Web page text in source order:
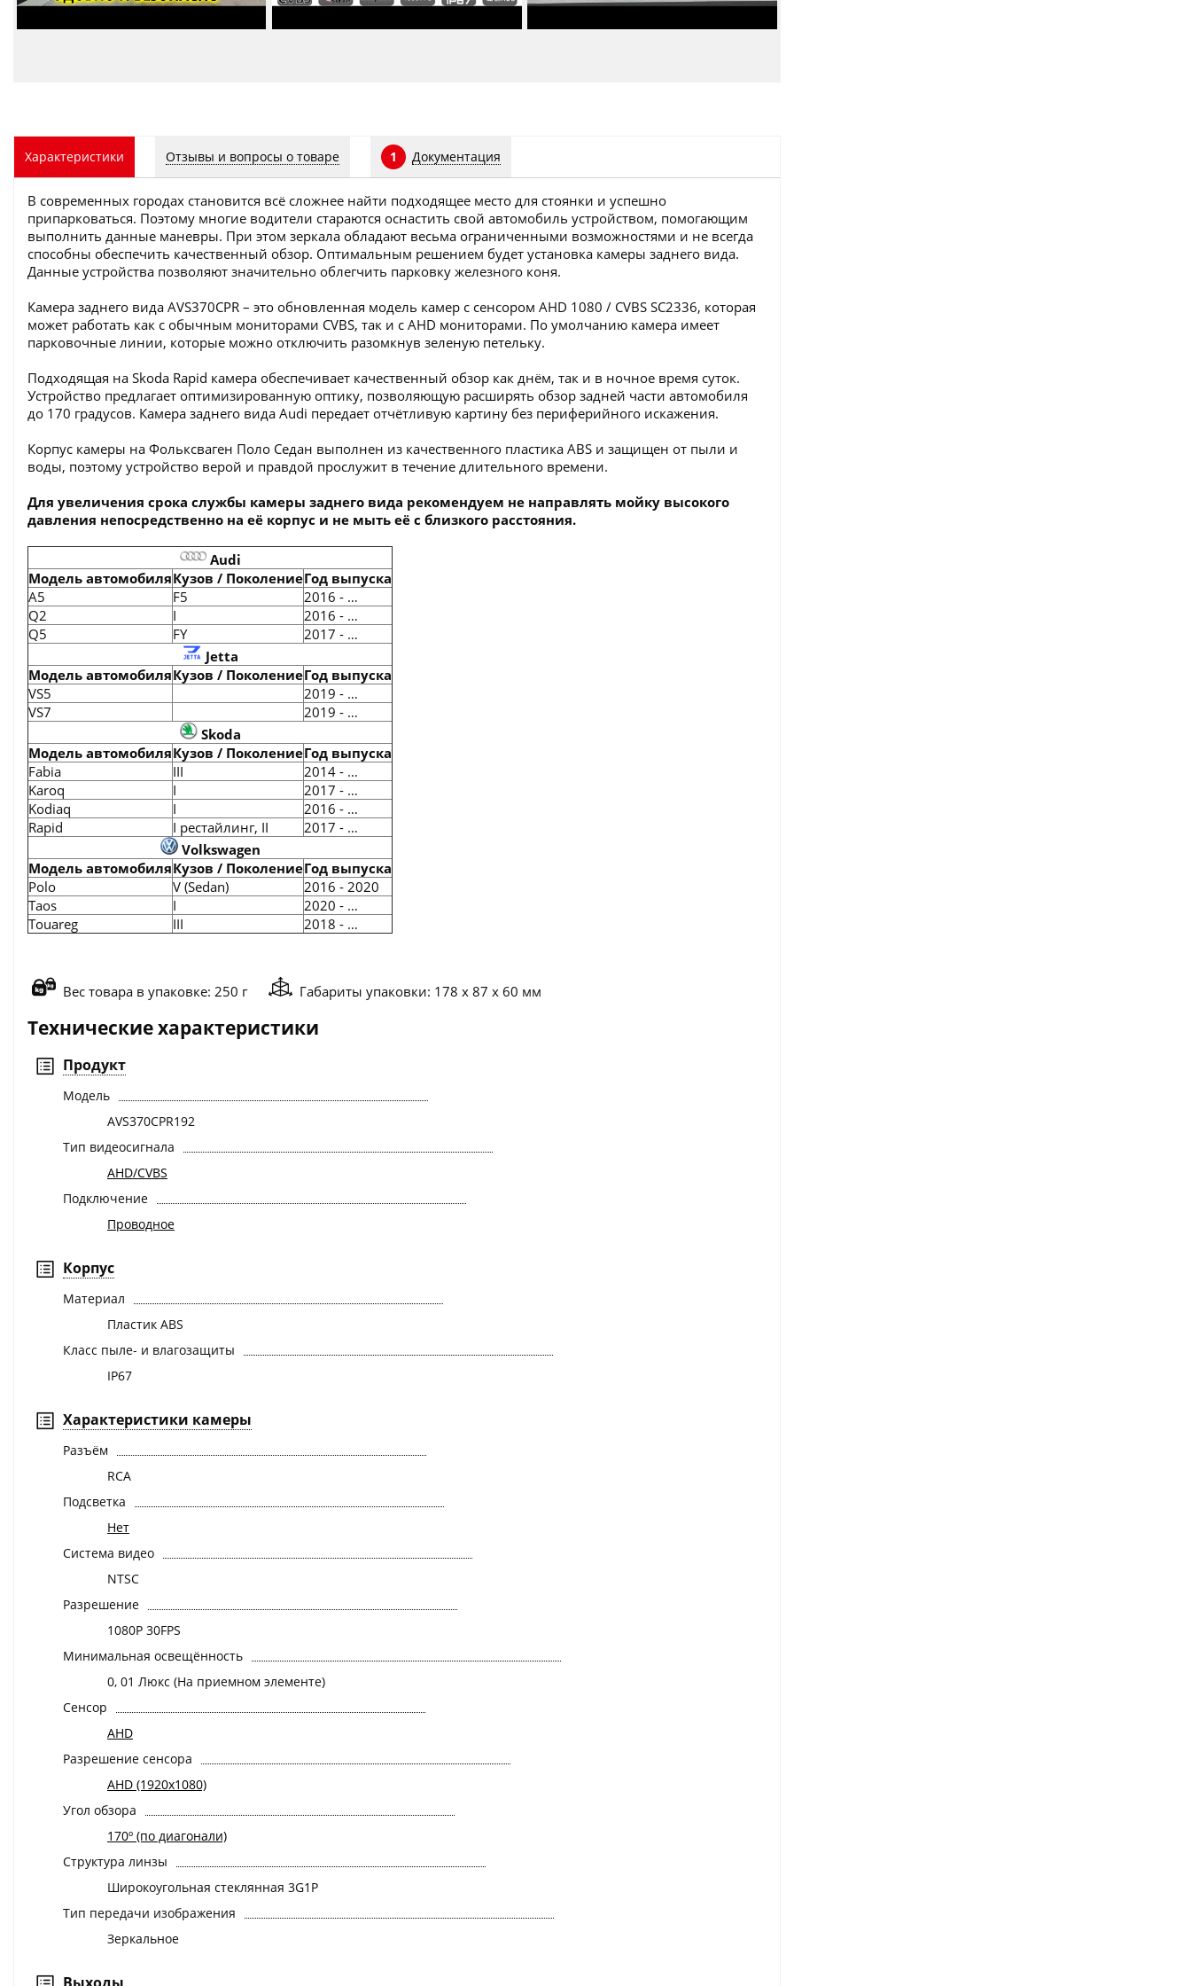
Характеристики Отзывы и вопросы о товаре 1 Документация
В современных городах становится всё сложнее найти подходящее место для стоянки и успешно
припарковаться. Поэтому многие водители стараются оснастить свой автомобиль устройством, помогающим
выполнить данные маневры. При этом зеркала обладают весьма ограниченными возможностями и не всегда
способны обеспечить качественный обзор. Оптимальным решением будет установка камеры заднего вида.
Данные устройства позволяют значительно облегчить парковку железного коня.
Камера заднего вида AVS370CPR – это обновленная модель камер с сенсором AHD 1080 / CVBS SC2336, которая
может работать как с обычным мониторами CVBS, так и с AHD мониторами. По умолчанию камера имеет
парковочные линии, которые можно отключить разомкнув зеленую петельку.
Подходящая на Skoda Rapid камера обеспечивает качественный обзор как днём, так и в ночное время суток.
Устройство предлагает оптимизированную оптику, позволяющую расширять обзор задней части автомобиля
до 170 градусов. Камера заднего вида Audi передает отчётливую картину без периферийного искажения.
Корпус камеры на Фольксваген Поло Седан выполнен из качественного пластика ABS и защищен от пыли и
воды, поэтому устройство верой и правдой прослужит в течение длительного времени.
Для увеличения срока службы камеры заднего вида рекомендуем не направлять мойку высокого
давления непосредственно на её корпус и не мыть её с близкого расстояния.
Audi
Модель автомобиляКузов / ПоколениеГод выпуска
A5
F5
2016 - …
Q2
I
2016 - …
Q5
FY
2017 - …
Jetta
Модель автомобиляКузов / ПоколениеГод выпуска
VS5
2019 - …
VS7
2019 - …
Skoda
Модель автомобиляКузов / ПоколениеГод выпуска
Fabia
III
2014 - …
Karoq
I
2017 - …
Kodiaq
I
2016 - …
Rapid
I рестайлинг, II
2017 - …
Volkswagen
Модель автомобиляКузов / ПоколениеГод выпуска
Polo
V (Sedan)
2016 - 2020
Taos
I
2020 - …
Touareg
III 2018 - …
Вес товара в упаковке: 250 г Габариты упаковки: 178 x 87 x 60 мм
Технические характеристики
Продукт
Модель
AVS370CPR192
Тип видеосигнала
AHD/CVBS
Подключение
Проводное
Корпус
Материал
Пластик ABS
Класс пыле- и влагозащиты
IP67
Характеристики камеры
Разъём
RCA
Подсветка
Нет
Система видео
NTSC
Разрешение
1080P 30FPS
Минимальная освещённость
0, 01 Люкс (На приемном элементе)
Сенсор
AHD
Разрешение сенсора
AHD (1920x1080)
Угол обзора
170º (по диагонали)
Структура линзы
Широкоугольная стеклянная 3G1P
Тип передачи изображения
Зеркальное